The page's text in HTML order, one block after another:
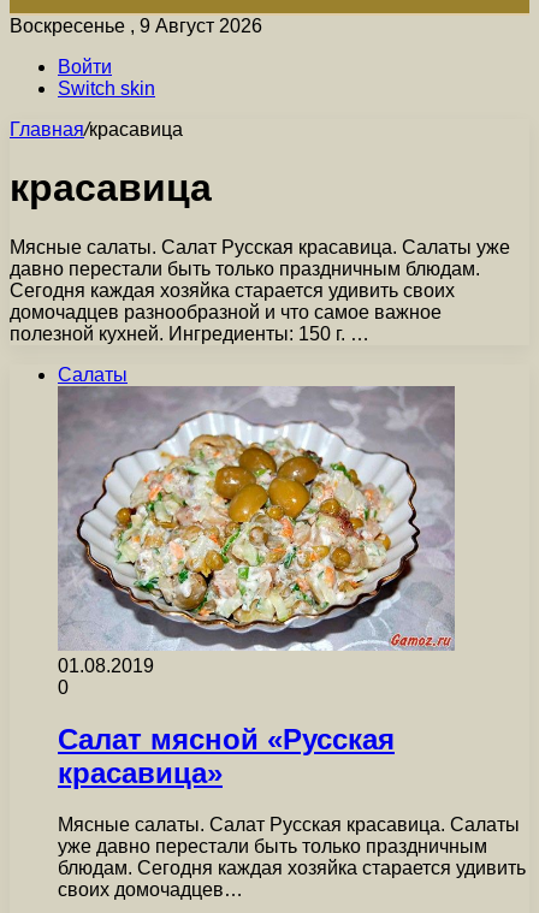
Воскресенье , 9 Август 2026
Войти
Switch skin
Главная/красавица
красавица
Мясные салаты. Салат Русская красавица. Салаты уже
давно перестали быть только праздничным блюдам.
Сегодня каждая хозяйка старается удивить своих
домочадцев разнообразной и что самое важное
полезной кухней. Ингредиенты: 150 г. …
Салаты
01.08.2019
0
Салат мясной «Русская
красавица»
Мясные салаты. Салат Русская красавица. Салаты
уже давно перестали быть только праздничным
блюдам. Сегодня каждая хозяйка старается удивить
своих домочадцев…